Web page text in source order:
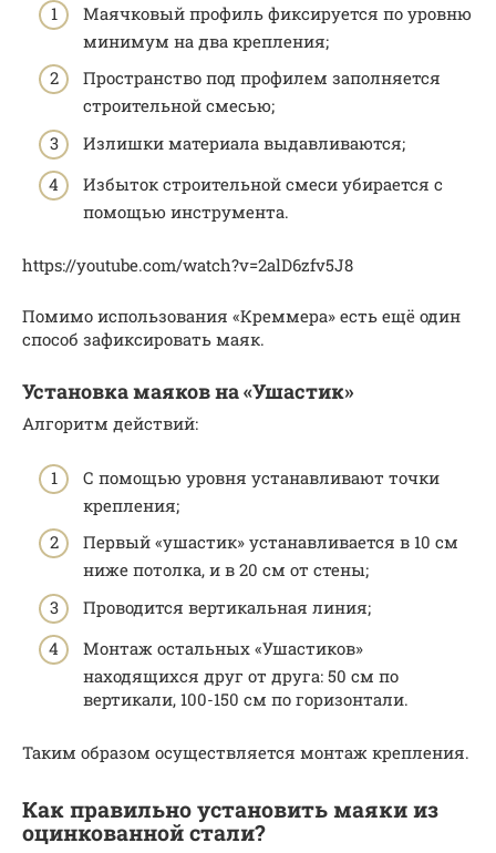
Маячковый профиль фиксируется по уровню
минимум на два крепления;
Пространство под профилем заполняется
строительной смесью;
Излишки материала выдавливаются;
Избыток строительной смеси убирается с
помощью инструмента.
https://youtube.com/watch?v=2alD6zfv5J8
Помимо использования «Креммера» есть ещё один
способ зафиксировать маяк.
Установка маяков на «Ушастик»
Алгоритм действий:
С помощью уровня устанавливают точки
крепления;
Первый «ушастик» устанавливается в 10 см
ниже потолка, и в 20 см от стены;
Проводится вертикальная линия;
Монтаж остальных «Ушастиков»
находящихся друг от друга: 50 см по
вертикали, 100-150 см по горизонтали.
Таким образом осуществляется монтаж крепления.
Как правильно установить маяки из
оцинкованной стали?